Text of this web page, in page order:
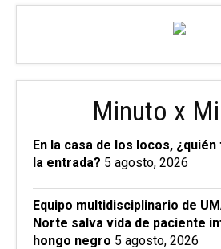
Minuto x
En la casa de los locos,
la entrada? 5 agosto, 2026
Equipo multidisciplinario de
Norte salva vida de paciente
hongo negro 5 agosto, 2026